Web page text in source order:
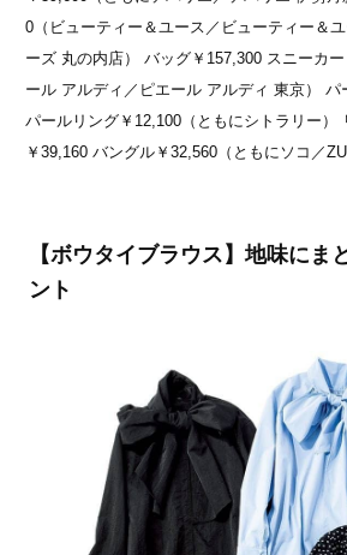
0（ビューティー＆ユース／ビューティー＆
ーズ 丸の内店） バッグ￥157,300 スニーカ
ール アルディ／ピエール アルディ 東京） パ
パールリング￥12,100（ともにシトラリー）
￥39,160 バングル￥32,560（ともにソコ／
【ボウタイブラウス】地味にま
ント